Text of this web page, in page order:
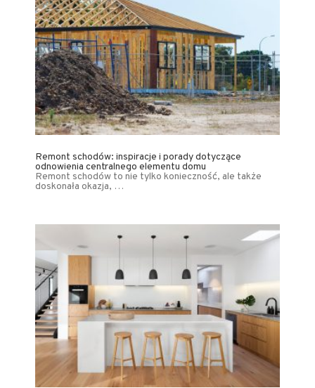
Remont schodów: inspiracje i porady dotyczące
odnowienia centralnego elementu domu
Remont schodów to nie tylko konieczność, ale także
doskonała okazja, …